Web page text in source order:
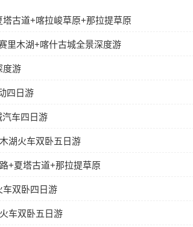
古道+喀拉峻草原+那拉提草原
里木湖+喀什古城全景深度游
度游
四日游
车四日游
湖火车双卧五日游
+夏塔古道+那拉提草原
车双卧四日游
车双卧五日游